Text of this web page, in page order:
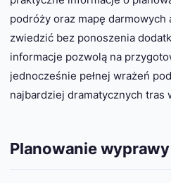
podróży oraz mapę darmowych
zwiedzić bez ponoszenia
informacje pozwolą na
jednocześnie pełnej wrażeń
najbardziej dramatycznych tras
Planowanie wyprawy